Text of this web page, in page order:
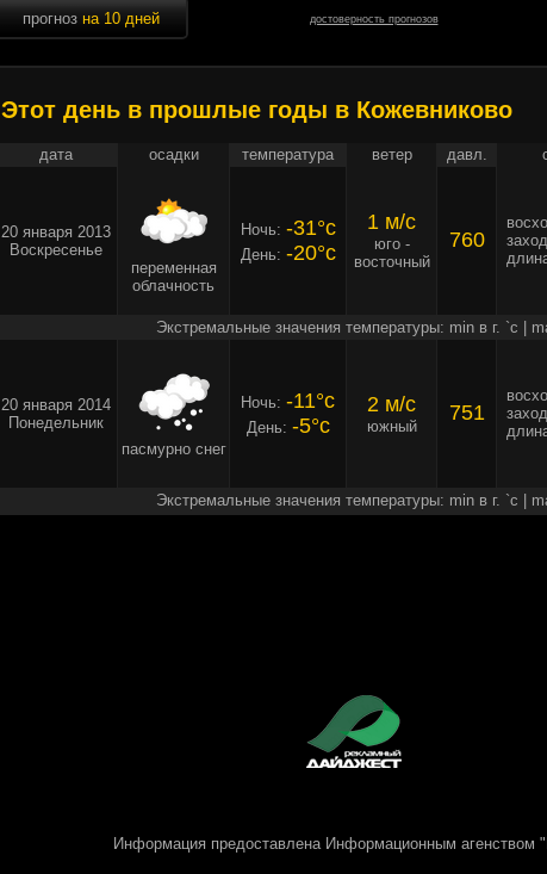
прогноз на 10 дней достоверность прогнозов
Этот день в прошлые годы в Кожевниково
дата осадки температура ветер давл.
20 января 2013
Воскресенье
переменная
облачность
Ночь: -31°c
День: -20°c
1 м/c
юго -
восточный
760
Экстремальные значения температуры: min в г. `c |
20 января 2014
Понедельник
пасмурно снег
Ночь: -11°c
День: -5°c
2 м/c
южный
751
Экстремальные значения температуры: min в г. `c |
Информация предоставлена Информационным агенством